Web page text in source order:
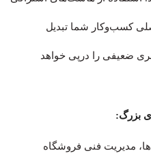
کسب‌وکار شما تبدیل
ضعیفی را درپی خواهد
مدیریت فنی فروشگاه